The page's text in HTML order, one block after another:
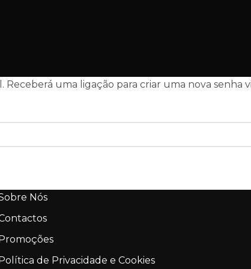
uma ligação para criar uma nova senha
Nós
de Privacidade e Cookies